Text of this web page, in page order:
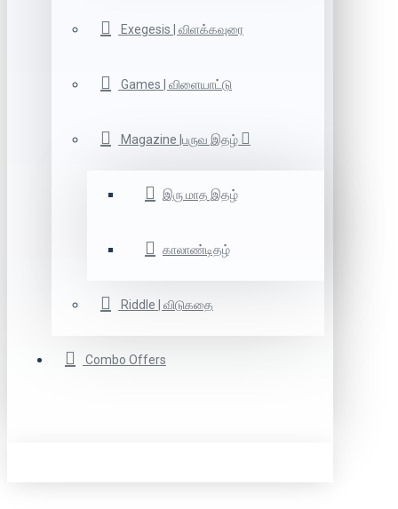
Exegesis | விளக்கவுரை
Games | விளையாட்டு
Magazine |பருவ இதழ்
இரு மாத இதழ்
காலாண்டிதழ்
Riddle | விடுகதை
Combo Offers